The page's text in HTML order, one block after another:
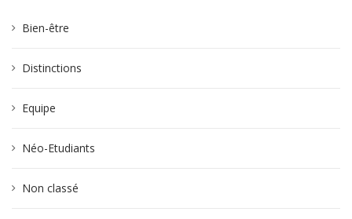
Bien-être
Distinctions
Equipe
Néo-Etudiants
Non classé